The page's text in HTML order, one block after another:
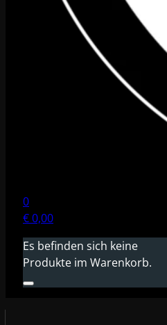
0
€0,00
Es befinden sich keine
Produkte im Warenkorb.